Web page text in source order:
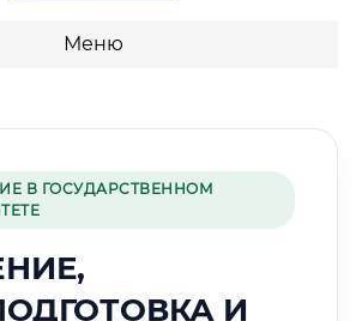
Меню
🌊
Г. ИРКУТСК
В ГОСУДАРСТВЕННОМ
И